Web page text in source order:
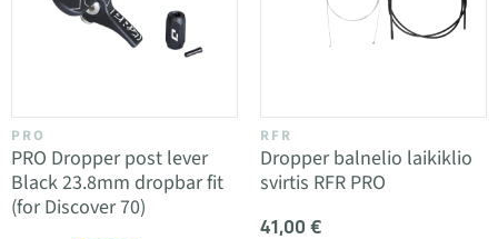
PRO
PRO Dropper post lever
Black 23.8mm dropbar fit
(for Discover 70)
RFR
Dropper balnelio laikiklio
svirtis RFR PRO
41,00 €